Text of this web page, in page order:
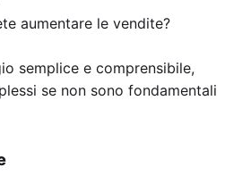
aumentare le vendite?
semplice e comprensibile,
se non sono fondamentali